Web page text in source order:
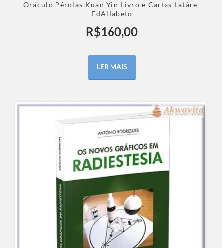
Oráculo Pérolas Kuan Yin Livro e Cartas Latàre-
EdAlfabeto
R$160,00
LER MAIS